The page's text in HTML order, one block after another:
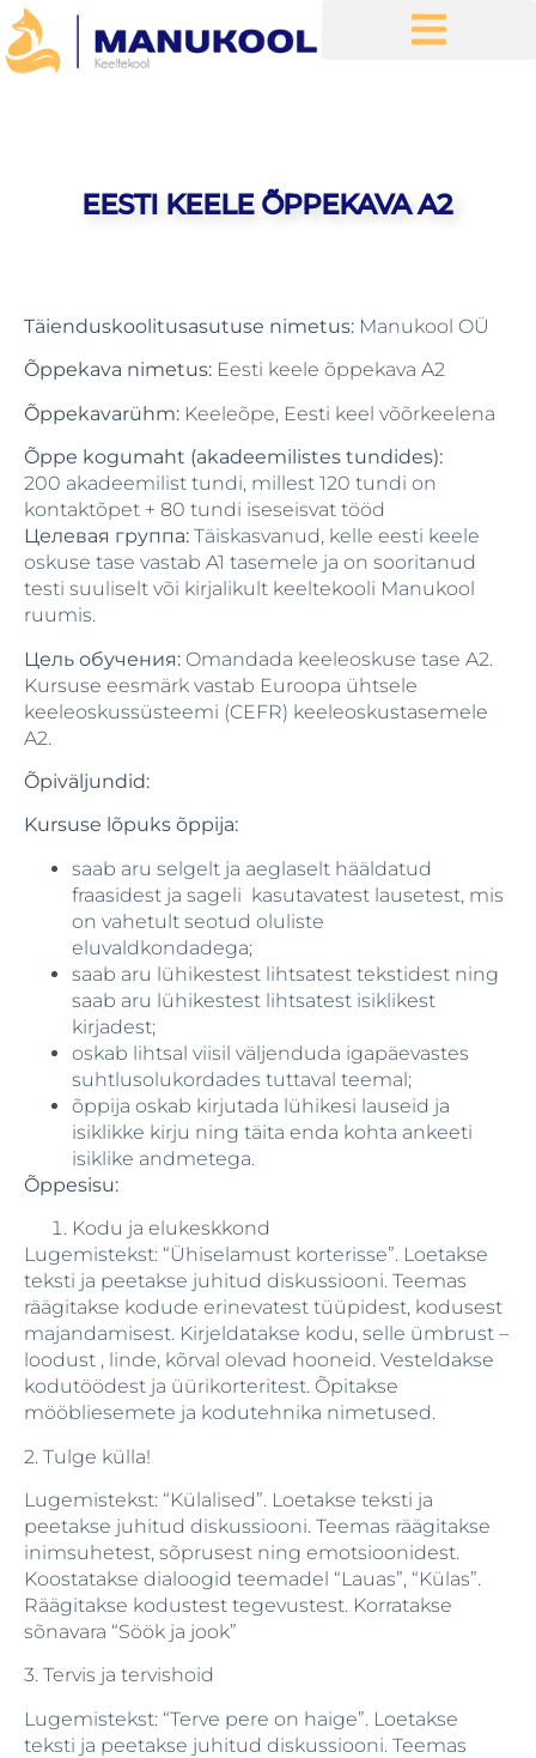
EESTI KEELE ÕPPEKAVA A2
Täienduskoolitusasutuse nimetus: Manukool OÜ
Õppekava nimetus: Eesti keele õppekava A2
Õppekavarühm: Keeleõpe, Eesti keel võõrkeelena
Õppe kogumaht (akadeemilistes tundides):
200 akadeemilist tundi, millest 120 tundi on
kontaktõpet + 80 tundi iseseisvat tööd
Целевая группа: Täiskasvanud, kelle eesti keele
oskuse tase vastab A1 tasemele ja on sooritanud
testi suuliselt või kirjalikult keeltekooli Manukool
ruumis.
Цель обучения: Omandada keeleoskuse tase A2.
Kursuse eesmärk vastab Euroopa ühtsele
keeleoskussüsteemi (CEFR) keeleoskustasemele
A2.
Õpiväljundid:
Kursuse lõpuks õppija:
saab aru selgelt ja aeglaselt hääldatud
fraasidest ja sageli kasutavatest lausetest, mis
on vahetult seotud oluliste
eluvaldkondadega;
saab aru lühikestest lihtsatest tekstidest ning
saab aru lühikestest lihtsatest isiklikest
kirjadest;
oskab lihtsal viisil väljenduda igapäevastes
suhtlusolukordades tuttaval teemal;
õppija oskab kirjutada lühikesi lauseid ja
isiklikke kirju ning täita enda kohta ankeeti
isiklike andmetega.
Õppesisu:
Kodu ja elukeskkond
Lugemistekst: “Ühiselamust korterisse”. Loetakse
teksti ja peetakse juhitud diskussiooni. Teemas
räägitakse kodude erinevatest tüüpidest, kodusest
majandamisest. Kirjeldatakse kodu, selle ümbrust –
loodust , linde, kõrval olevad hooneid. Vesteldakse
kodutöödest ja üürikorteritest. Õpitakse
mööbliesemete ja kodutehnika nimetused.
2. Tulge külla!
Lugemistekst: “Külalised”. Loetakse teksti ja
peetakse juhitud diskussiooni. Teemas räägitakse
inimsuhetest, sõprusest ning emotsioonidest.
Koostatakse dialoogid teemadel “Lauas”, “Külas”.
Räägitakse kodustest tegevustest. Korratakse
sõnavara “Söök ja jook”
3. Tervis ja tervishoid
Lugemistekst: “Terve pere on haige”. Loetakse
teksti ja peetakse juhitud diskussiooni. Teemas